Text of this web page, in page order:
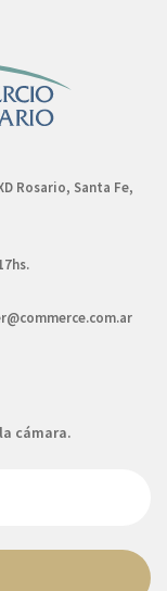
Rosario, Santa Fe,
cámara.